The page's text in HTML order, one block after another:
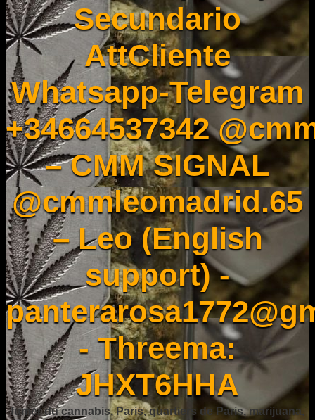
Secundario
AttCliente
Whatsapp-Telegram
+34664537342
– CMM SIGNAL
@cmmleomadrid.65
– Leo (English
support) -
- Threema:
JHXT6HHA
fumer du cannabis, Paris, quartiers de Paris, marijuana,